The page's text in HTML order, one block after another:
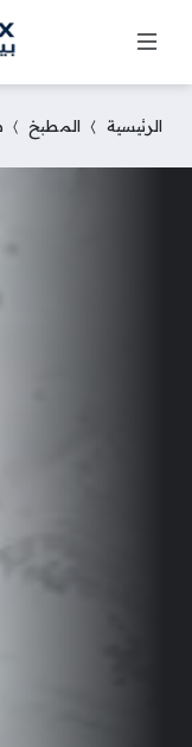
الرئيسية المطبخ